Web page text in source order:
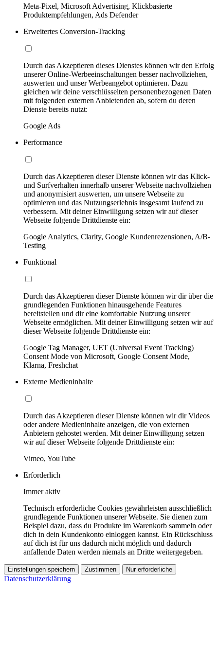
Meta-Pixel, Microsoft Advertising, Klickbasierte
Produktempfehlungen, Ads Defender
Erweitertes Conversion-Tracking
Durch das Akzeptieren dieses Dienstes können wir den Erfolg
unserer Online-Werbeeinschaltungen besser nachvollziehen,
auswerten und unser Werbeangebot optimieren. Dazu
gleichen wir deine verschlüsselten personenbezogenen Daten
mit folgenden externen Anbietenden ab, sofern du deren
Dienste bereits nutzt:
Google Ads
Performance
Durch das Akzeptieren dieser Dienste können wir das Klick-
und Surfverhalten innerhalb unserer Webseite nachvollziehen
und anonymisiert auswerten, um unsere Webseite zu
optimieren und das Nutzungserlebnis insgesamt laufend zu
verbessern. Mit deiner Einwilligung setzen wir auf dieser
Webseite folgende Drittdienste ein:
Google Analytics, Clarity, Google Kundenrezensionen, A/B-
Testing
Funktional
Durch das Akzeptieren dieser Dienste können wir dir über die
grundlegenden Funktionen hinausgehende Features
bereitstellen und dir eine komfortable Nutzung unserer
Webseite ermöglichen. Mit deiner Einwilligung setzen wir auf
dieser Webseite folgende Drittdienste ein:
Google Tag Manager, UET (Universal Event Tracking)
Consent Mode von Microsoft, Google Consent Mode,
Klarna, Freshchat
Externe Medieninhalte
Durch das Akzeptieren dieser Dienste können wir dir Videos
oder andere Medieninhalte anzeigen, die von externen
Anbietern gehostet werden. Mit deiner Einwilligung setzen
wir auf dieser Webseite folgende Drittdienste ein:
Vimeo, YouTube
Erforderlich
Immer aktiv
Technisch erforderliche Cookies gewährleisten ausschließlich
grundlegende Funktionen unserer Webseite. Sie dienen zum
Beispiel dazu, dass du Produkte im Warenkorb sammeln oder
dich in dein Kundenkonto einloggen kannst. Ein Rückschluss
auf dich ist für uns dadurch nicht möglich und dadurch
anfallende Daten werden niemals an Dritte weitergegeben.
Einstellungen speichern Zustimmen Nur erforderliche
Datenschutzerklärung